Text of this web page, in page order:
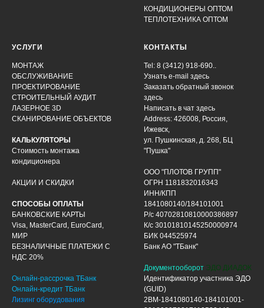
КОНДИЦИОНЕРЫ ОПТОМ
ТЕПЛОТЕХНИКА ОПТОМ
УСЛУГИ
МОНТАЖ
ОБСЛУЖИВАНИЕ
ПРОЕКТИРОВАНИЕ
СТРОИТЕЛЬНЫЙ АУДИТ
ЛАЗЕРНОЕ 3D
СКАНИРОВАНИЕ ОБЪЕКТОВ
КАЛЬКУЛЯТОРЫ
Стоимость монтажа
кондиционера
АКЦИИ И СКИДКИ
СПОСОБЫ ОПЛАТЫ
БАНКОВСКИЕ КАРТЫ
Visa, MasterCard, EuroCard,
МИР
БЕЗНАЛИЧНЫЕ ПЛАТЕЖИ С
НДС 20%
Онлайн-рассрочка ТБанк
Онлайн-кредит ТБанк
Лизинг оборудования
КОНТАКТЫ
Tel: 8 (3412) 918-690..
Узнать e-mail здесь
Заказать обратный звонок
здесь
Написать в чат здесь
Address: 426008, Россия,
Ижевск,
ул. Пушкинская, д. 268, БЦ
"Пушка"
ООО "ПЛОТОВ ГРУПП"
ОГРН 1181832016343
ИНН/КПП
1841080140/184101001
Р/с 40702810810000386897
К/с 30101810145250000974
БИК 044525974
Банк АО "ТБанк"
Документооборот ЭДО ДИАДОК
Идентификатор участника ЭДО
(GUID)
2BM-1841080140-184101001-